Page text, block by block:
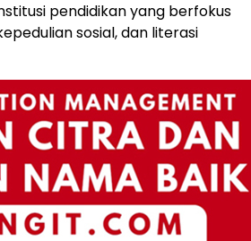
pendidikan yang berfokus
sosial, dan literasi